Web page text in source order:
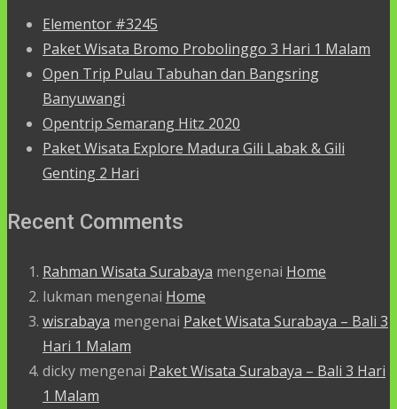
Elementor #3245
Paket Wisata Bromo Probolinggo 3 Hari 1 Malam
Open Trip Pulau Tabuhan dan Bangsring
Banyuwangi
Opentrip Semarang Hitz 2020
Paket Wisata Explore Madura Gili Labak & Gili
Genting 2 Hari
Recent Comments
Rahman Wisata Surabaya mengenai Home
lukman mengenai Home
wisrabaya mengenai Paket Wisata Surabaya – Bali 3
Hari 1 Malam
dicky mengenai Paket Wisata Surabaya – Bali 3 Hari
1 Malam